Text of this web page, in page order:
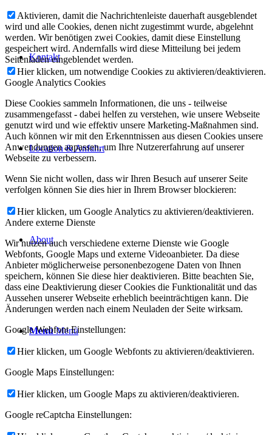
Kontakt
Location & Anfahrt
About
Menü Menü
Aktivieren, damit die Nachrichtenleiste dauerhaft ausgeblendet
wird und alle Cookies, denen nicht zugestimmt wurde, abgelehnt
werden. Wir benötigen zwei Cookies, damit diese Einstellung
gespeichert wird. Andernfalls wird diese Mitteilung bei jedem
Seitenladen eingeblendet werden.
Hier klicken, um notwendige Cookies zu aktivieren/deaktivieren.
Google Analytics Cookies
Diese Cookies sammeln Informationen, die uns - teilweise
zusammengefasst - dabei helfen zu verstehen, wie unsere Webseite
genutzt wird und wie effektiv unsere Marketing-Maßnahmen sind.
Auch können wir mit den Erkenntnissen aus diesen Cookies unsere
Anwendungen anpassen, um Ihre Nutzererfahrung auf unserer
Webseite zu verbessern.
Wenn Sie nicht wollen, dass wir Ihren Besuch auf unserer Seite
verfolgen können Sie dies hier in Ihrem Browser blockieren:
Hier klicken, um Google Analytics zu aktivieren/deaktivieren.
Andere externe Dienste
Wir nutzen auch verschiedene externe Dienste wie Google
Webfonts, Google Maps und externe Videoanbieter. Da diese
Anbieter möglicherweise personenbezogene Daten von Ihnen
speichern, können Sie diese hier deaktivieren. Bitte beachten Sie,
dass eine Deaktivierung dieser Cookies die Funktionalität und das
Aussehen unserer Webseite erheblich beeinträchtigen kann. Die
Änderungen werden nach einem Neuladen der Seite wirksam.
Google Webfont Einstellungen:
Hier klicken, um Google Webfonts zu aktivieren/deaktivieren.
Google Maps Einstellungen:
Hier klicken, um Google Maps zu aktivieren/deaktivieren.
Google reCaptcha Einstellungen: